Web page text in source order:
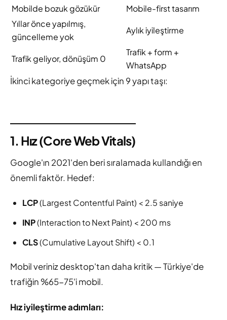
Mobilde bozuk gözükür
Mobile-first tasarım
Yıllar önce yapılmış,
güncelleme yok
Aylık iyileştirme
Trafik geliyor, dönüşüm 0
Trafik + form +
WhatsApp
İkinci kategoriye geçmek için 9 yapı taşı:
1. Hız (Core Web Vitals)
Google'ın 2021'den beri sıralamada kullandığı en
önemli faktör. Hedef:
LCP(Largest Contentful Paint) < 2.5 saniye
INP(Interaction to Next Paint) < 200 ms
CLS(Cumulative Layout Shift) < 0.1
Mobil veriniz desktop'tan daha kritik — Türkiye'de
trafiğin %65-75'i mobil.
Hız iyileştirme adımları: